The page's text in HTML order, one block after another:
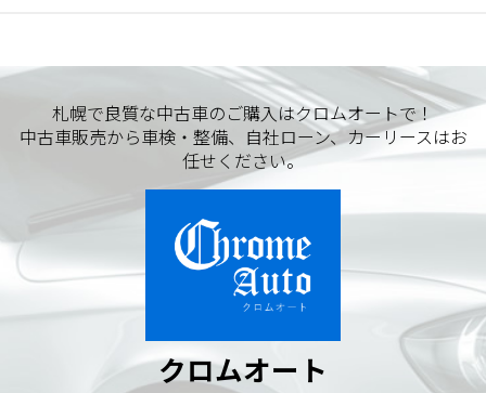
札幌で良質な中古車のご購入はクロムオートで！
中古車販売から車検・整備、自社ローン、カーリースはお
任せください。
クロムオート